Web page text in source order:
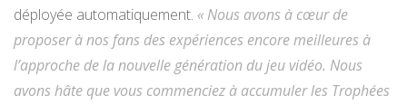
déployée automatiquement. « Nous avons à cœur de
proposer à nos fans des expériences encore meilleures à
l’approche de la nouvelle génération du jeu vidéo. Nous
avons hâte que vous commenciez à accumuler les Trophées